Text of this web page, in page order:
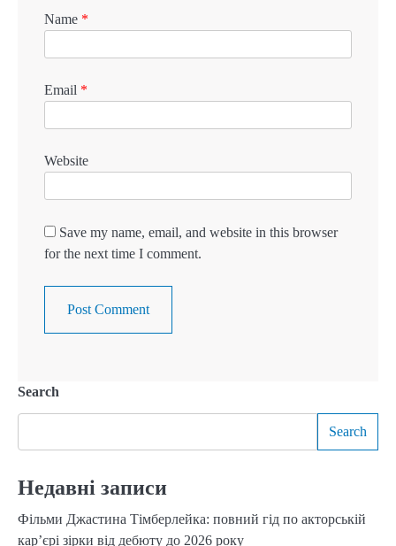
Name *
Email *
Website
Save my name, email, and website in this browser
for the next time I comment.
Search
Search
Недавні записи
Фільми Джастина Тімберлейка: повний гід по акторській
кар’єрі зірки від дебюту до 2026 року